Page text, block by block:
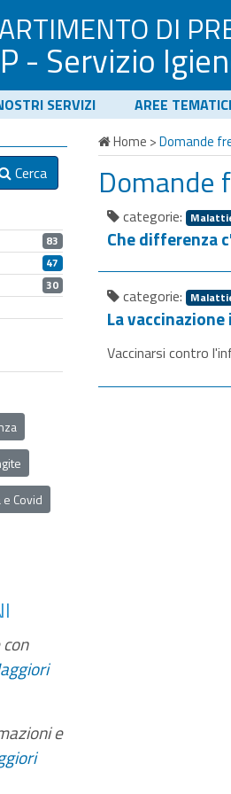
DI
- Servizio
SERVIZI AREE
Home >Domande
Domande
categorie:
Che differenza
categorie:
La
Vaccinarsi contro
Cerca
83
47
30
e Covid
e